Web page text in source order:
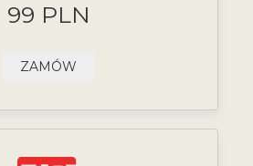
99 PLN
ZAMÓW